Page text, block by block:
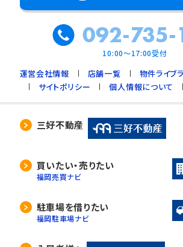
092-735-
10:00～17:00受付
運営会社情報 店舗一覧
物件ライブ
サイトポリシー
個人情報について
三好不動産
買いたい・売りたい
福岡売買ナビ
駐車場を借りたい
福岡駐車場ナビ